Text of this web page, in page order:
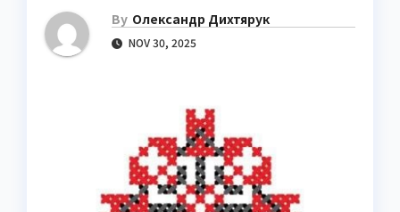
By Олександр Дихтярук
NOV 30, 2025